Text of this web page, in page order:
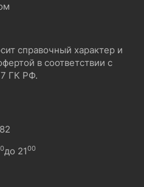
справочный характер и
в соответствии с
ГК РФ.
до 2100